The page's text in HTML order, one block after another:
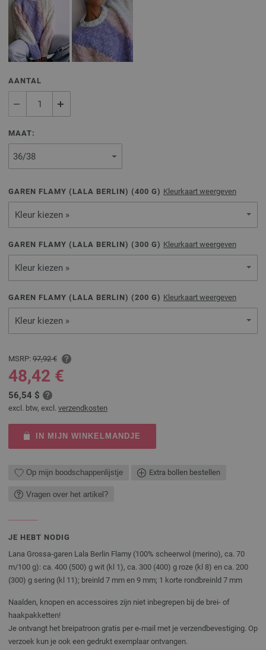
AANTAL
MAAT:
GAREN FLAMY (LALA BERLIN) (400 G) Kleurkaart weergeven
Kleur kiezen »
GAREN FLAMY (LALA BERLIN) (300 G) Kleurkaart weergeven
Kleur kiezen »
GAREN FLAMY (LALA BERLIN) (200 G) Kleurkaart weergeven
Kleur kiezen »
MSRP: 97,92 €
48,42 €
56,54 $
excl. btw, excl. verzendkosten
IN MIJN WINKELMANDJE
Op mijn boodschappenlijstje Extra bollen bestellen
Vragen over het artikel?
JE HEBT NODIG
Lana Grossa-garen Lala Berlin Flamy (100% scheerwol (merino), ca. 70
m/100 g): ca. 400 (500) g wit (kl 1), ca. 300 (400) g roze (kl 8) en ca. 200
(300) g sering (kl 11); breinld 7 mm en 9 mm; 1 korte rondbreinld 7 mm
Naalden, knopen en accessoires zijn niet inbegrepen bij de brei- of
haakpakketten!
Je ontvangt het breipatroon gratis per e-mail met je verzendbevestiging. Op
verzoek kun je ook een gedrukt exemplaar ontvangen.